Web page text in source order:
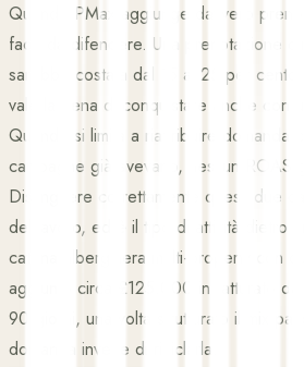
Quando PMax aggiunge davvero
facili da difendere. Una prenotazione
sarebbe costata dal 15 al 25 per cento
vale la pena di conquistare anche con
Quando si limita a riattribuire domanda
campagne già avevano, nessun ROAS
Distinguere correttamente questi due
del lavoro, ed è il tipo di attività dietro i
catena alberghiera multi-property con
aggiunto circa £125.000 in fatturato
90 giorni, una volta strutturato il mix
domanda invece di riciclarla.